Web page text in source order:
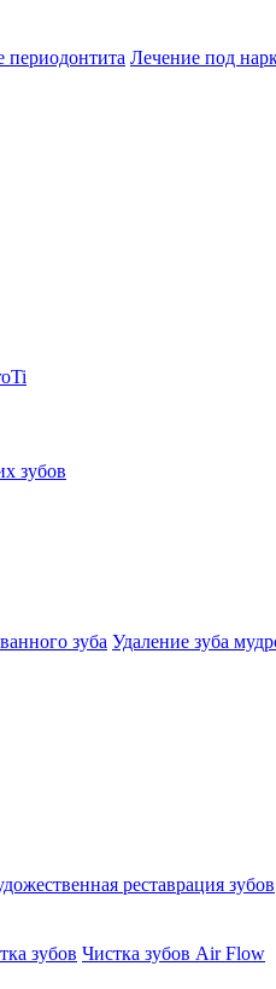
периодонтита Лечение под
зубов
зуба Удаление зуба
реставрация зубов
зубов Чистка зубов Air Flow